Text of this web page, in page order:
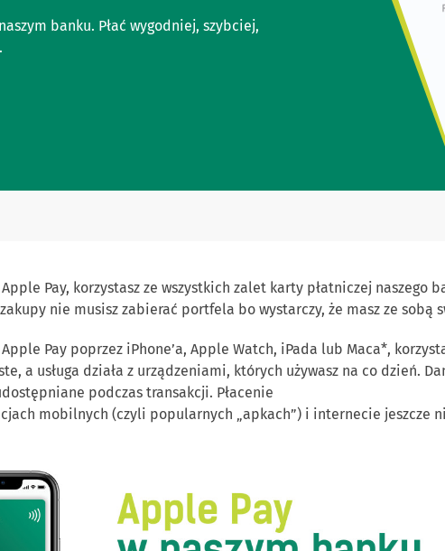
banku. Płać wygodniej, szybciej,
Pay, korzystasz ze wszystkich zalet karty płatniczej naszego
nie musisz zabierać portfela bo wystarczy, że masz ze sobą
Pay poprzez iPhone’a, Apple Watch, iPada lub Maca*,
a usługa działa z urządzeniami, których używasz na co dzień.
podczas transakcji. Płacenie
mobilnych (czyli popularnych „apkach”) i internecie jeszcze